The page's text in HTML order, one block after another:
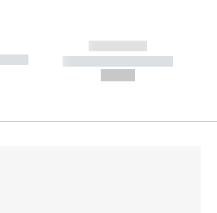
------------
----------- -----------